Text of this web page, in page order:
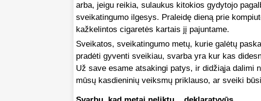
arba, jeigu reikia, sulaukus kitokios gydytojo
sveikatingumo ilgesys. Praleidę dieną prie
kažkelintos cigaretės kartais jį pajuntame.
Sveikatos, sveikatingumo metų, kurie galėtų
pradėti gyventi sveikiau, svarba yra kur kas
Už save esame atsakingi patys, ir didžiąja dalimi
mūsų kasdieninių veiksmų priklauso, ar sveiki